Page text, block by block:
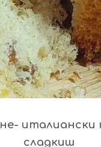
италиански
сладкиш